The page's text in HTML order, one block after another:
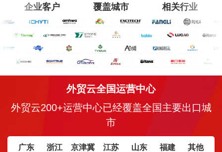
企业客户 覆盖城市 相关行业
外贸云全国运营中心
外贸云200+运营中心已经覆盖全国主要出口城
市
广东 浙江 京津冀 江苏 山东 福建 其他